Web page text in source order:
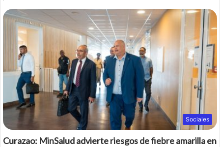
Sociales
Curazao: MinSalud advierte riesgos de fiebre amarilla en